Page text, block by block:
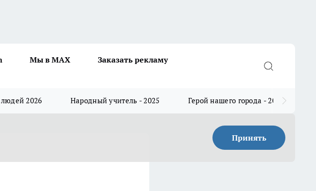
Мы в MAX
Заказать рекламу
2026 Народный учитель - 2025 Герой нашего города - 2025
Принять